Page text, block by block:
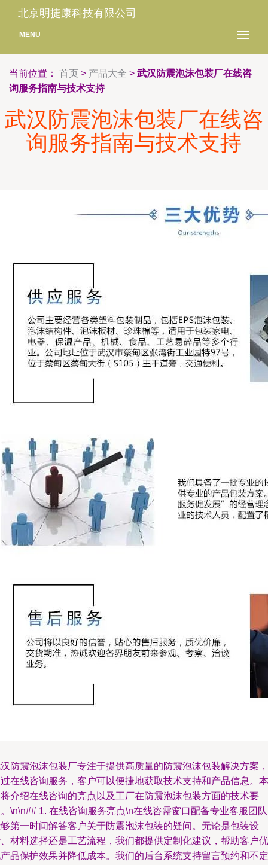
北京明捷康科技有限公司
MENU
当前位置： 首页 > 产品大全 > 武汉防震泡沫包装厂在线咨
询服务指南与技术支持
武汉防震泡沫包装厂在线咨
询服务指南与技术支持
防震泡沫包装厂专注于提供高质量的防震泡沫包装解决方案，
在线咨询服务，客户可以便捷地获取技术支持和产品信息。本
介绍在线咨询的亮点以及工厂在防震泡沫包装方面的技术要
\n\n## 1. 在线咨询服务亮点\n在线咨需窗口配备专业客服团
第一时间解答客户关于防震泡沫包装的疑问。无论是包装设
材料选择还是工艺流程，我们都提供定制化建议，帮助客户优
品保护效果并降低成本。我们的后台系统支持留言预约和不定